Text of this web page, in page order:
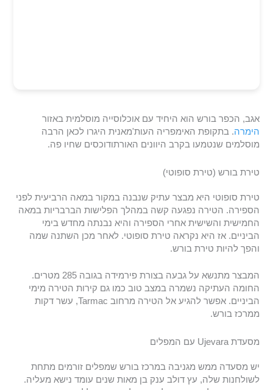
אגב, הכפר בורש הוא היחיד עם אוכלוסייה מוסלמית באזור
הימרה. בתקופת האימפריה העות'מאנית היגרו לכאן הרבה
מוסלמים שנטמעו בקרב היוונים האורתודוכסים שחיו פה.
טירת בורש (טירת סופוטי)
טירת סופוטי היא מבצר עתיק שנבנה במקור במאה הרביעית לפני
הספירה. הטירה נפגעה קשה במהלך הפלישות הברבריות במאה
החמישית והשישית אחרי הספירה והיא נבנתה מחדש בימי
הביניים. אז היא נקראה טירת סופוטי. לאחר מכן השתנה שמה
והפך להיות טירת בורש.
המבצר מתנשא על גבעה בצורת פירמידה בגובה 285 מטרים.
החומה העתיקה נשמרה במצב טוב כמו גם קירות הטירה מימי
הביניים. אפשר להגיע אל הטירה מרחוב Tarmac, עשר דקות
ממרכז בורש.
מסעדת Ujevara עם המפלים
יש מסעדה ממש מגניבה במרכז בורש שמפלים זורמים מתחת
לשולחנות שלה, עץ דולב ענק בן מאות שנים עומד נישא מעליה.